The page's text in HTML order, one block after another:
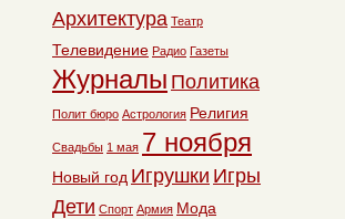
Архитектура Театр
Телевидение Радио Газеты
Журналы Политика
Полит бюро Астрология Религия
Свадьбы 1 мая 7 ноября
Новый год Игрушки Игры
Дети Спорт Армия Мода